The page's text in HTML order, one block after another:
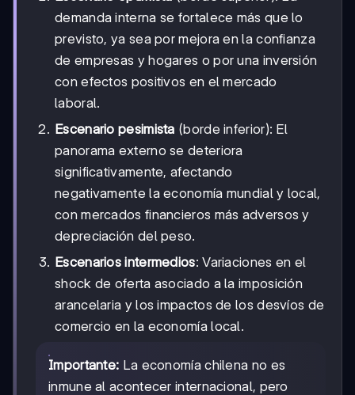
demanda interna se fortalece más que lo
previsto, ya sea por mejora en la confianza
de empresas y hogares o por una inversión
con efectos positivos en el mercado
laboral.
Escenario pesimista (borde inferior): El
panorama externo se deteriora
significativamente, afectando
negativamente la economía mundial y local,
con mercados financieros más adversos y
depreciación del peso.
Escenarios intermedios: Variaciones en el
shock de oferta asociado a la imposición
arancelaria y los impactos de los desvíos de
comercio en la economía local.
Importante: La economía chilena no es
inmune al acontecer internacional, pero